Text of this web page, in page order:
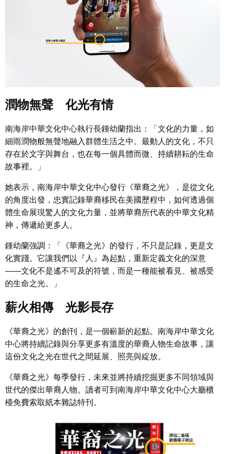
潤物無聲 化光有情
南海岸中華文化中心執行長鍾幼蘭指出：「文化的力量，如
細雨潤物般無聲地融入群體生活之中。最動人的文化，不只
存在於文字與舞台，也在每一個具體而微、持續耕耘的生命
故事裡。」
她表示，南海岸中華文化中心發行《華裔之光》，是從文化
的角度出發，忠實記錄華裔移民在美國歷程中，如何透過個
體生命展現驚人的文化力量，並將華裔所代表的中華文化精
神，傳遞給更多人。
鍾幼蘭強調：「《華裔之光》的發行，不只是記錄，更是文
化實踐。它讓我們以『人』為起點，重新定義文化的深意
——文化不是遙不可及的符號，而是一種能被看見、被感受
的生命之光。」
薪火相傳 光影長存
《華裔之光》的創刊，是一個嶄新的起點。南海岸中華文化
中心將持續記錄與分享更多有溫度的華裔人物生命故事，讓
這份文化之光在世代之間延展、照亮與綻放。
《華裔之光》每季發行，未來並將持續挖掘更多不同領域與
世代的傑出華裔人物。讀者可到南海岸中華文化中心大廳櫃
檯免費索取紙本雜誌特刊。